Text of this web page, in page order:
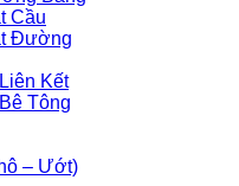
Cầu
Đường
Kết
Tông
– Ướt)